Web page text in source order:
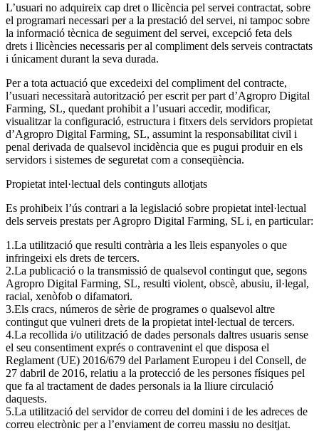
L’usuari no adquireix cap dret o llicència pel servei contractat, sobre
el programari necessari per a la prestació del servei, ni tampoc sobre
la informació tècnica de seguiment del servei, excepció feta dels
drets i llicències necessaris per al compliment dels serveis contractats
i únicament durant la seva durada.
Per a tota actuació que excedeixi del compliment del contracte,
l’usuari necessitarà autorització per escrit per part d’Agropro Digital
Farming, SL, quedant prohibit a l’usuari accedir, modificar,
visualitzar la configuració, estructura i fitxers dels servidors propietat
d’Agropro Digital Farming, SL, assumint la responsabilitat civil i
penal derivada de qualsevol incidència que es pugui produir en els
servidors i sistemes de seguretat com a conseqüència.
Propietat intel·lectual dels continguts allotjats
Es prohibeix l’ús contrari a la legislació sobre propietat intel·lectual
dels serveis prestats per Agropro Digital Farming, SL i, en particular:
La utilització que resulti contrària a les lleis espanyoles o que
infringeixi els drets de tercers.
La publicació o la transmissió de qualsevol contingut que, segons
Agropro Digital Farming, SL, resulti violent, obscè, abusiu, il·legal,
racial, xenòfob o difamatori.
Els cracs, números de sèrie de programes o qualsevol altre
contingut que vulneri drets de la propietat intel·lectual de tercers.
La recollida i/o utilització de dades personals daltres usuaris sense
el seu consentiment exprés o contravenint el que disposa el
Reglament (UE) 2016/679 del Parlament Europeu i del Consell, de
27 dabril de 2016, relatiu a la protecció de les persones físiques pel
que fa al tractament de dades personals ia la lliure circulació
daquests.
La utilització del servidor de correu del domini i de les adreces de
correu electrònic per a l’enviament de correu massiu no desitjat.